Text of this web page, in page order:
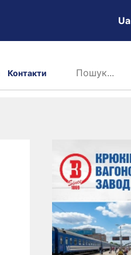
Ua
Контакти